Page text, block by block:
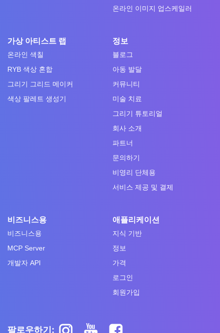
온라인 이미지 업스케일러
가상 아티스트 랩
온라인 색칠
RYB 색상 혼합
그리기 그리드 메이커
색상 팔레트 생성기
정보
블로그
아동 발달
커뮤니티
미술 치료
그리기 튜토리얼
회사 소개
파트너
문의하기
비영리 단체용
서비스 제공 및 결제
비즈니스용
비즈니스용
MCP Server
개발자 API
애플리케이션
지식 기반
정보
가격
로그인
회원가입
팔로우하기: